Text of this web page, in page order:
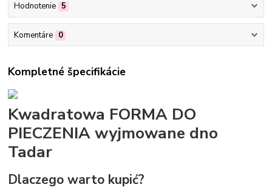
Hodnotenie 5
Komentáre 0
Kompletné špecifikácie
Kwadratowa FORMA DO
PIECZENIA wyjmowane dno
Tadar
Dlaczego warto kupić?